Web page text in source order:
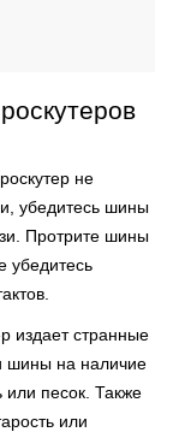
не
убедитесь шины
Протрите шины
убедитесь
издает странные
шины на наличие
или песок. Также
или